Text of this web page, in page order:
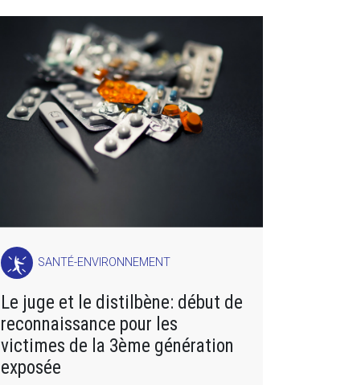
SANTÉ-ENVIRONNEMENT
Le juge et le distilbène: début de
reconnaissance pour les
victimes de la 3ème génération
exposée